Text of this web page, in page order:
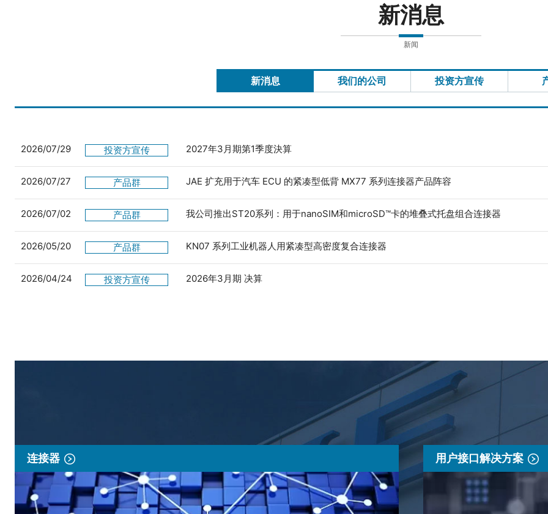
新消息
新闻
新消息 我们的公司 投资方宣传
2026/07/29 投资方宣传 2027年3月期第1季度決算
2026/07/27 产品群 JAE 扩充用于汽车 ECU 的紧凑型低背 MX77 系列连接器产品阵容
2026/07/02 产品群 我公司推出ST20系列：用于nanoSIM和microSD™卡的堆叠式托盘组合连接器
2026/05/20 产品群 KN07 系列工业机器人用紧凑型高密度复合连接器
2026/04/24 投资方宣传 2026年3月期 决算
连接器 用户接口解决方案